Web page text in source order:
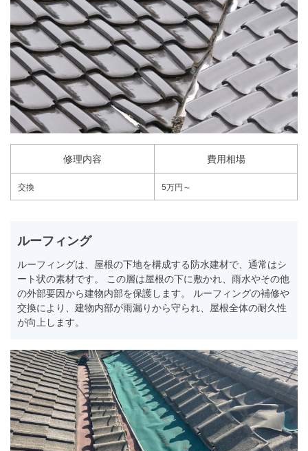
修理内容 費用相場
交換 5万円～
ルーフィング
ルーフィングは、屋根の下地を構成する防水建材で、通常はシ
ート状の素材です。 この層は屋根の下に敷かれ、雨水やその他
の外部要因から建物内部を保護します。 ルーフィングの補修や
交換により、建物内部が雨漏りから守られ、屋根全体の耐久性
が向上します。